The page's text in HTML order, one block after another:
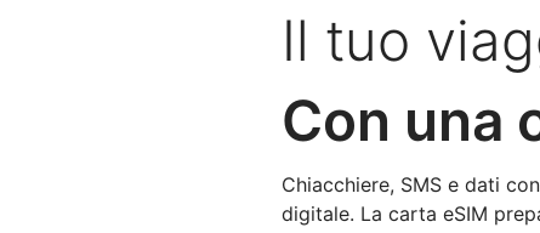
Il tuo
Con una
Chiacchiere, SMS e dati
digitale. La carta eSIM